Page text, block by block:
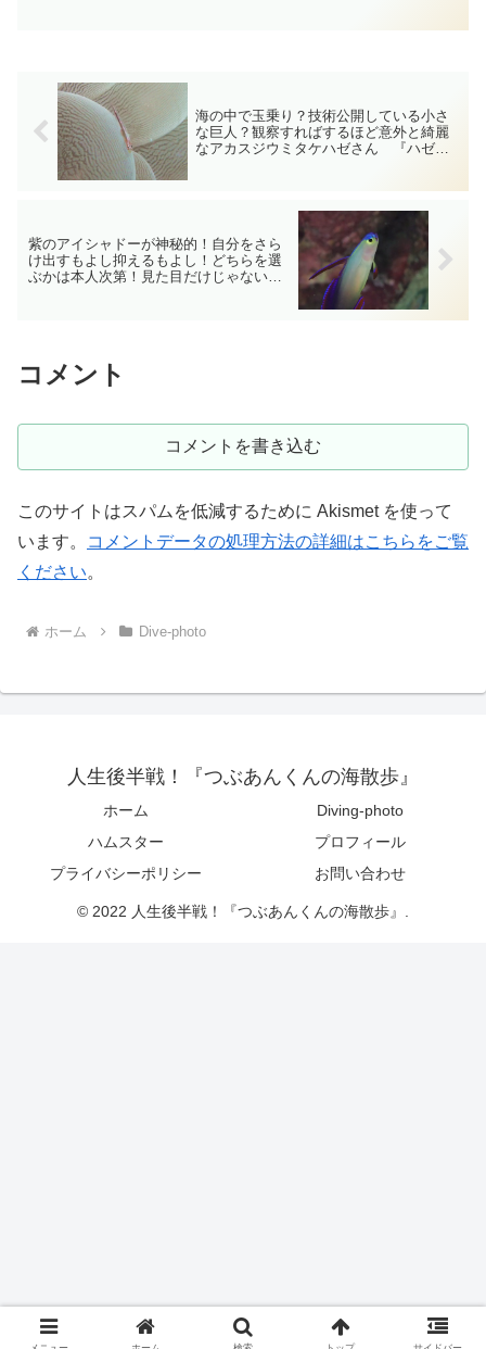
海の中で玉乗り？技術公開している小さ
な巨人？観察すればするほど意外と綺麗
なアカスジウミタケハゼさん 『ハゼの
紫のアイシャドーが神秘的！自分をさら
け出すもよし抑えるもよし！どちらを選
ぶかは本人次第！見た目だけじゃない物
コメント
コメントを書き込む
このサイトはスパムを低減するために Akismet を使って
います。
コメントデータの処理方法の詳細はこちらをご覧
ください。
ホーム Dive-photo
人生後半戦！『つぶあんくんの海散歩』
ホーム
Diving-photo
ハムスター
プロフィール
プライバシーポリシー
お問い合わせ
© 2022 人生後半戦！『つぶあんくんの海散歩』.